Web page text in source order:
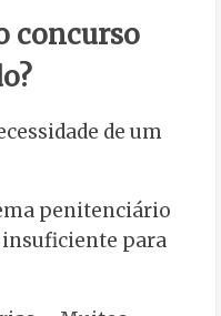
concurso
de um
penitenciário
insuficiente para